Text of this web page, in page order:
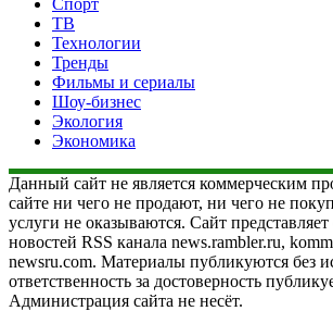
ТВ
Технологии
Тренды
Фильмы и сериалы
Шоу-бизнес
Экология
Экономика
Данный сайт не является коммерческим
сайте ни чего не продают, ни чего не
услуги не оказываются. Сайт
новостей RSS канала news.rambler.ru,
newsru.com. Материалы публикуются без
ответственность за достоверность
Администрация сайта не несёт.